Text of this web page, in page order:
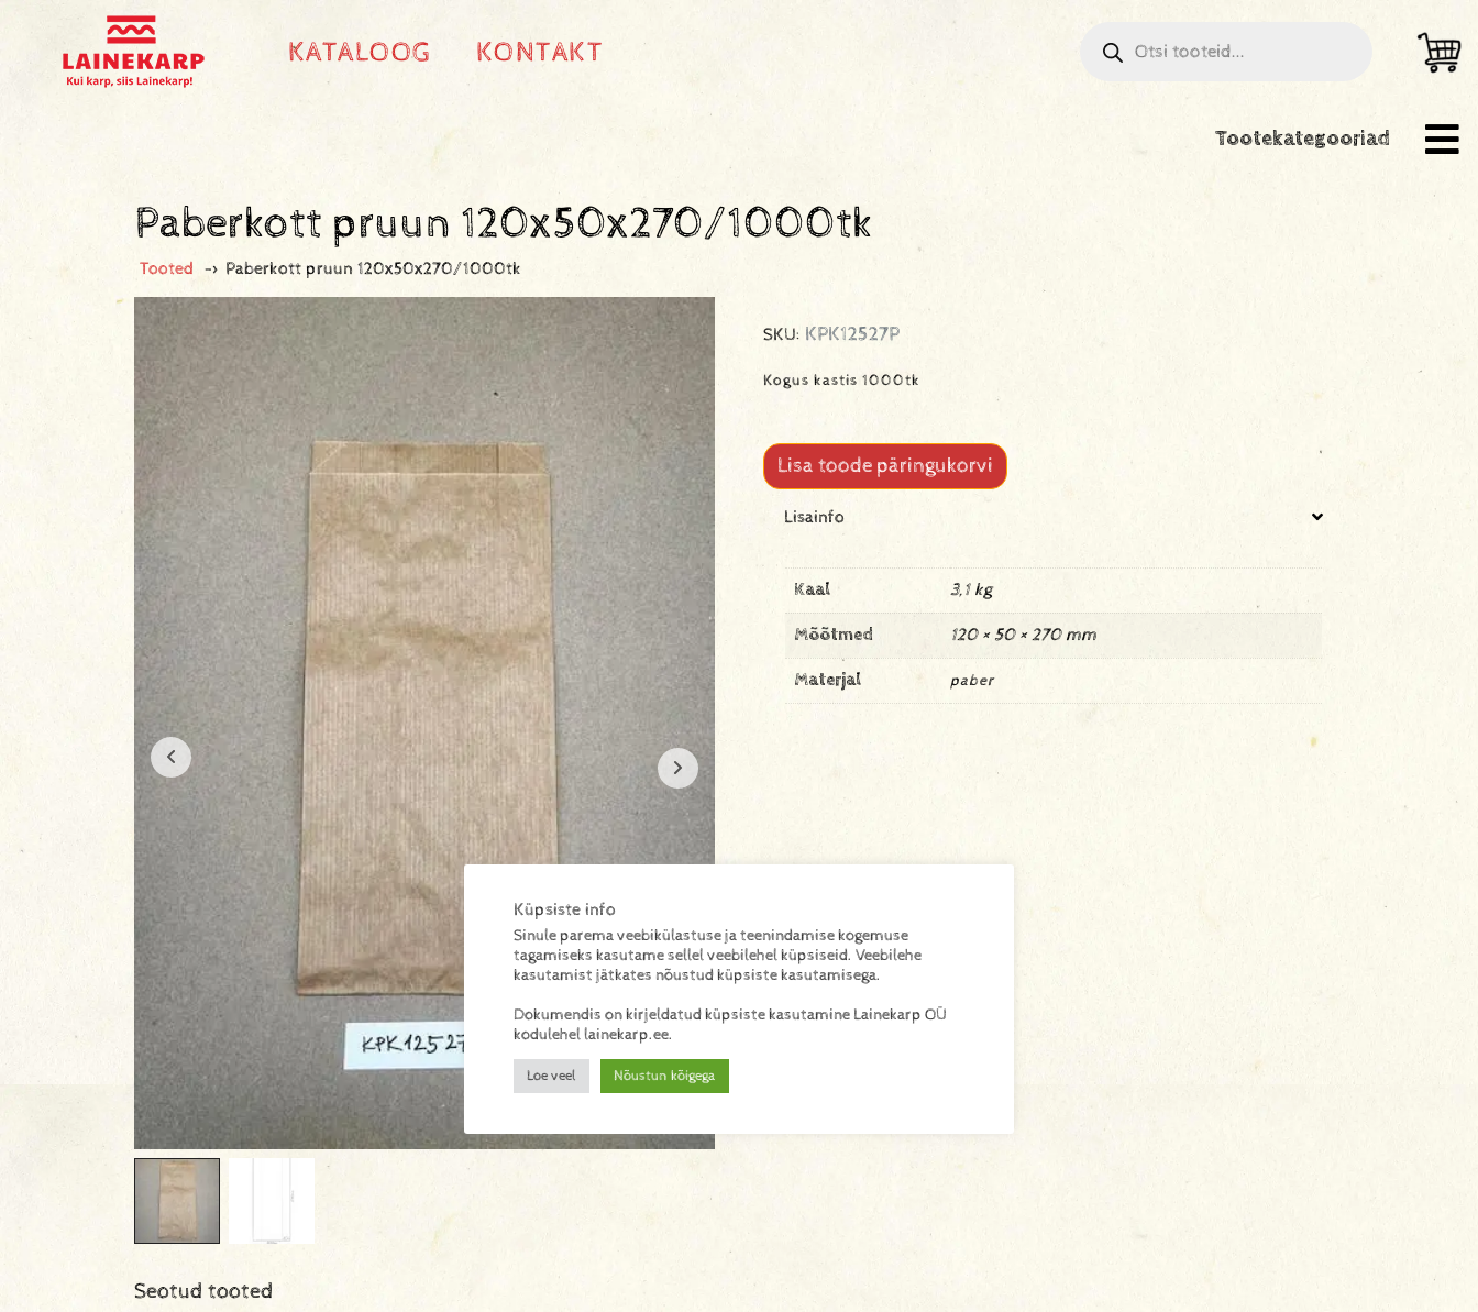
KATALOOG KONTAKT
Tootekategooriad
Paberkott pruun 120x50x270/1000tk
Tooted -> Paberkott pruun 120x50x270/1000tk
SKU: KPK12527P
Kogus kastis 1000tk
Lisa toode päringukorvi
Lisainfo
Kaal 3,1 kg
Mõõtmed 120 × 50 × 270 mm
Materjal paber
Seotud tooted
Küpsiste info
Sinule parema veebikülastuse ja teenindamise kogemuse
tagamiseks kasutame sellel veebilehel küpsiseid. Veebilehe
kasutamist jätkates nõustud küpsiste kasutamisega.
Dokumendis on kirjeldatud küpsiste kasutamine Lainekarp OÜ
kodulehel lainekarp.ee.
Loe veel Nõustun kõigega